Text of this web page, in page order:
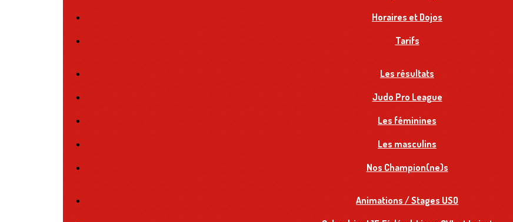
Horaires et Dojos
Tarifs
Les résultats
Judo Pro League
Les féminines
Les masculins
Nos Champion(ne)s
Animations / Stages USO